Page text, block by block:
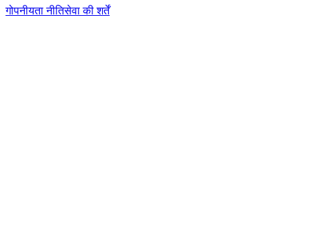
गोपनीयता नीतिसेवा की शर्तें